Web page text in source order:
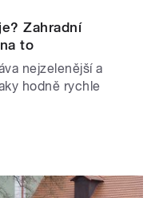
Zahradní
to
nejzelenější a
hodně rychle